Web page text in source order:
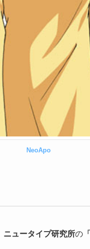
NeoApo
ニュータイプ研究所の